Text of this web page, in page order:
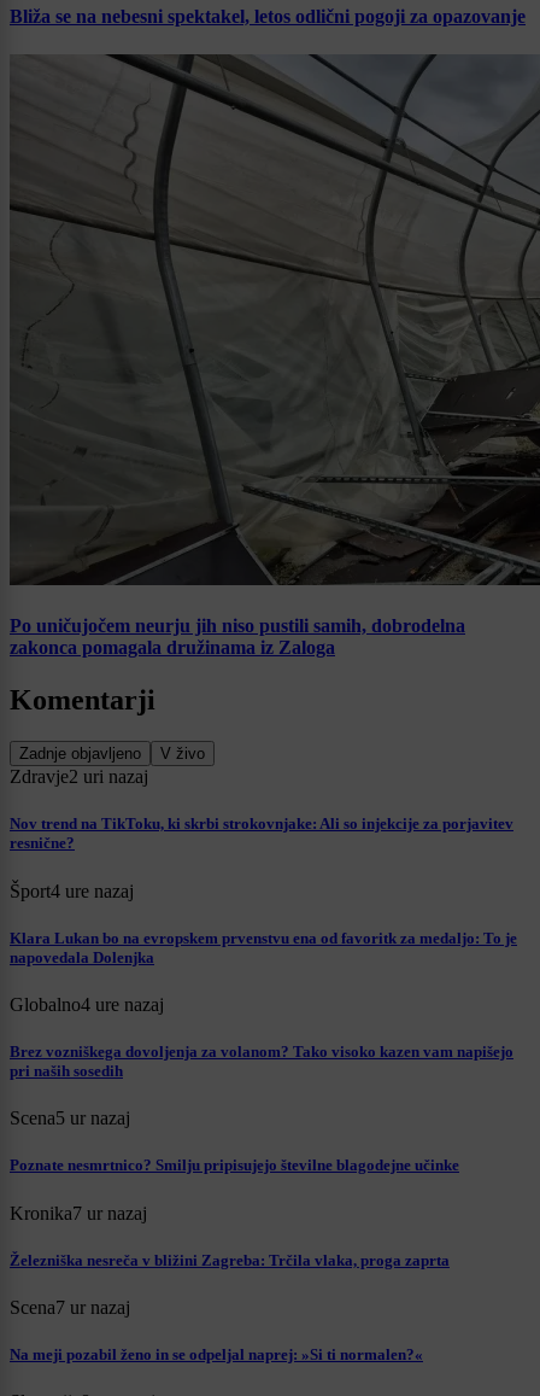
Bliža se na nebesni spektakel, letos odlični pogoji za opazovanje
Po uničujočem neurju jih niso pustili samih, dobrodelna
zakonca pomagala družinama iz Zaloga
Komentarji
Zadnje objavljeno V živo
Zdravje2 uri nazaj
Nov trend na TikToku, ki skrbi strokovnjake: Ali so injekcije za porjavitev
resnične?
Šport4 ure nazaj
Klara Lukan bo na evropskem prvenstvu ena od favoritk za medaljo: To je
napovedala Dolenjka
Globalno4 ure nazaj
Brez vozniškega dovoljenja za volanom? Tako visoko kazen vam napišejo
pri naših sosedih
Scena5 ur nazaj
Poznate nesmrtnico? Smilju pripisujejo številne blagodejne učinke
Kronika7 ur nazaj
Železniška nesreča v bližini Zagreba: Trčila vlaka, proga zaprta
Scena7 ur nazaj
Na meji pozabil ženo in se odpeljal naprej: »Si ti normalen?«